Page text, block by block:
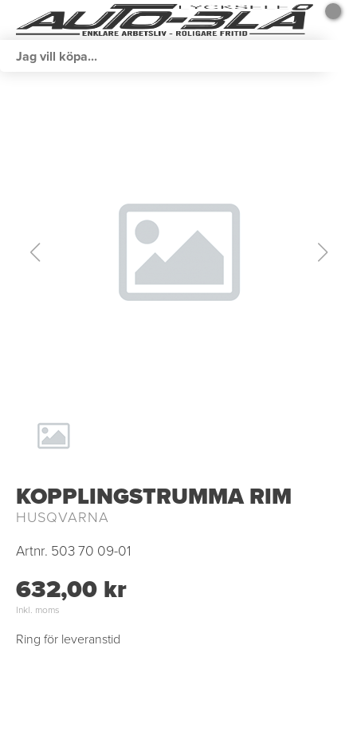
KOPPLINGSTRUMMA RIM
HUSQVARNA
Artnr. 503 70 09-01
632,00 kr
Inkl. moms
Ring för leveranstid